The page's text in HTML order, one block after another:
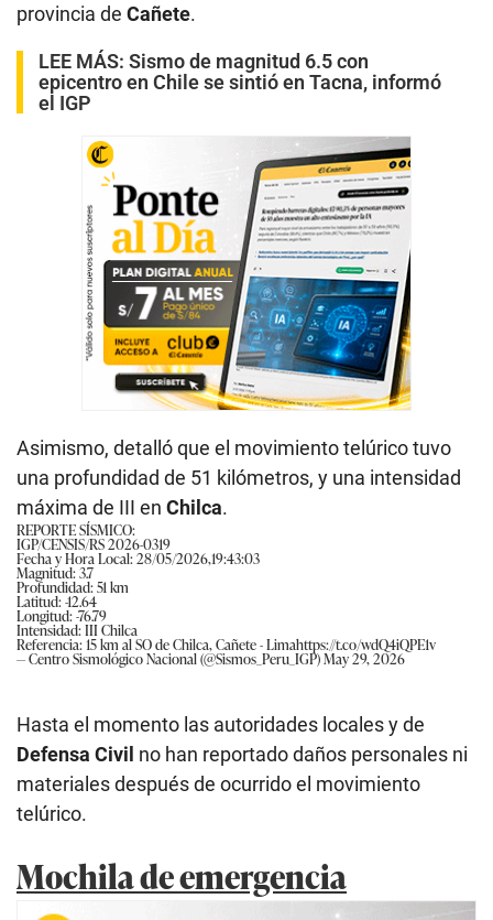
provincia de Cañete.
LEE MÁS: Sismo de magnitud 6.5 con
epicentro en Chile se sintió en Tacna, informó
el IGP
Asimismo, detalló que el movimiento telúrico tuvo
una profundidad de 51 kilómetros, y una intensidad
máxima de III en Chilca.
REPORTE SÍSMICO:
IGP/CENSIS/RS 2026-0319
Fecha y Hora Local: 28/05/2026,19:43:03
Magnitud: 3.7
Profundidad: 51 km
Latitud: -12.64
Longitud: -76.79
Intensidad: III Chilca
Referencia: 15 km al SO de Chilca, Cañete - Limahttps://t.co/wdQ4iQPE1v
— Centro Sismológico Nacional (@Sismos_Peru_IGP)May 29, 2026
Hasta el momento las autoridades locales y de
Defensa Civil no han reportado daños personales ni
materiales después de ocurrido el movimiento
telúrico.
Mochila de emergencia